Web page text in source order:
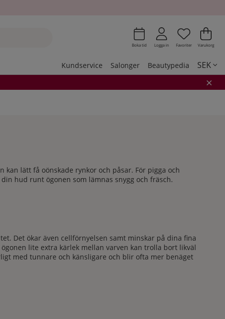
Boka tid Logga in Antal i
.
Favoriter .
Varukorg
Kundservice Salonger Beautypedia SEK
lätt få oönskade rynkor och påsar. För pigga och
hud runt ögonen som lämnas snygg och fräsch.
Det ökar även cellförnyelsen samt minskar på dina fina
lite extra kärlek mellan varven kan trolla bort likväl
med tunnare och känsligare och blir ofta mer benäget